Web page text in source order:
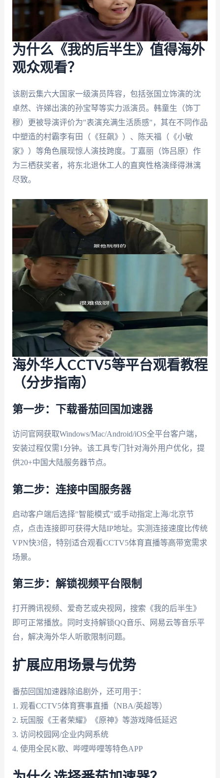
为什么《我的后半生》值得海外
观众观看？
该剧云集六大国家一级演员阵容，包括张国立饰演的沈
卓然、许娣出演的孙宝琴等实力派演员。韩童生（饰丁
穆）更被导演评价为"表演充满生活质感"，其在不同作品
中塑造的村霸李有田（《狂飙》）、陈天福（《小敏
家》）等角色展现惊人演技跨度。丁嘉丽（饰吕原）作
为三栖获奖者，将东北退休工人的直爽性格演绎得淋漓
尽致。
海外华人CCTV5等平台观看教程
（分步指南）
第一步：下载番茄回国加速器
访问官网获取Windows/Mac/Android/iOS全平台客户端，
安装过程仅需1分钟。该工具专门针对海外用户优化，提
供20+中国大陆服务器节点。
第二步：连接中国服务器
启动客户端后选择"智能模式"或手动指定上海/北京节
点，点击连接即可获得大陆IP地址。实测连接速度比传统
VPN快3倍，特别适合观看CCTV5体育直播等高带宽需求
场景。
第三步：解锁视频平台限制
打开腾讯视频、爱奇艺或央视网，搜索《我的后半生》
即可正常播放。同时支持解锁QQ音乐、网易云等音乐平
台，解决海外华人听歌限制问题。
扩展应用场景与优势
番茄回国加速器除追剧外，还可用于：
1. 观看CCTV5体育赛事直播（NBA/英超等）
2. 玩国服《王者荣耀》《原神》等游戏降低延迟
3. 访问校园网/企业内网系统
4. 使用全民K歌、哔哩哔哩等特色APP